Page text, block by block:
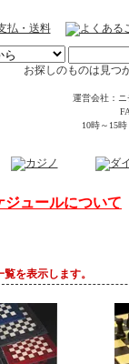
お探しのものは見つ
運営会社：
10時～15
ュールについて
を表示します。